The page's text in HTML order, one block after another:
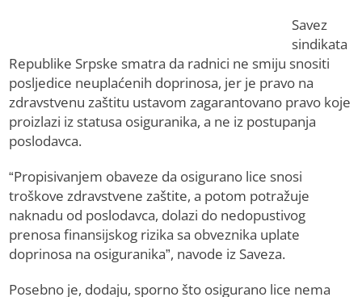
Savez
sindikata
Republike Srpske smatra da radnici ne smiju snositi
posljedice neuplaćenih doprinosa, jer je pravo na
zdravstvenu zaštitu ustavom zagarantovano pravo koje
proizlazi iz statusa osiguranika, a ne iz postupanja
poslodavca.
“Propisivanjem obaveze da osigurano lice snosi
troškove zdravstvene zaštite, a potom potražuje
naknadu od poslodavca, dolazi do nedopustivog
prenosa finansijskog rizika sa obveznika uplate
doprinosa na osiguranika”, navode iz Saveza.
Posebno je, dodaju, sporno što osigurano lice nema